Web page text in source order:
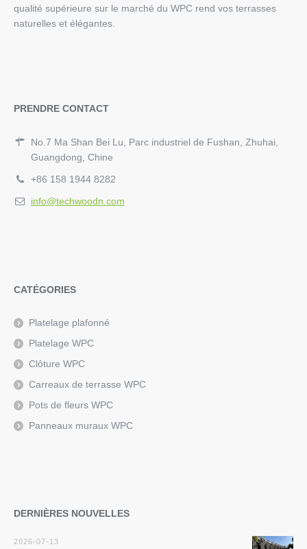
qualité supérieure sur le marché du WPC rend vos terrasses
naturelles et élégantes.
PRENDRE CONTACT
No.7 Ma Shan Bei Lu, Parc industriel de Fushan, Zhuhai,
Guangdong, Chine
+86 158 1944 8282
info@techwoodn.com
CATÉGORIES
Platelage plafonné
Platelage WPC
Clôture WPC
Carreaux de terrasse WPC
Pots de fleurs WPC
Panneaux muraux WPC
DERNIÈRES NOUVELLES
2026-07-13